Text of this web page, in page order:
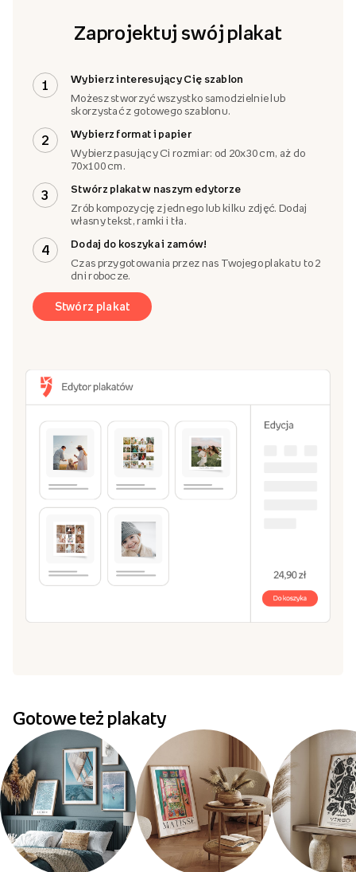
Zaprojektuj swój plakat
1
Wybierz interesujący Cię szablon
Możesz stworzyć wszystko samodzielnie lub
skorzystać z gotowego szablonu.
2
Wybierz format i papier
Wybierz pasujący Ci rozmiar: od 20x30 cm, aż do
70x100 cm.
3
Stwórz plakat w naszym edytorze
Zrób kompozycję z jednego lub kilku zdjęć. Dodaj
własny tekst, ramki i tła.
4
Dodaj do koszyka i zamów!
Czas przygotowania przez nas Twojego plakatu to 2
dni robocze.
Stwórz plakat
Gotowe też plakaty